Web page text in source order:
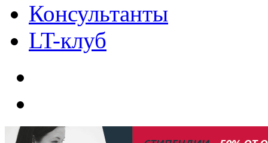
Консультанты
LT-клуб